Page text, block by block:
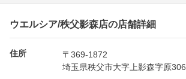
ウエルシア/秩父影森店の店舗詳細
住所
〒369-1872
埼玉県秩父市大字上影森字原306